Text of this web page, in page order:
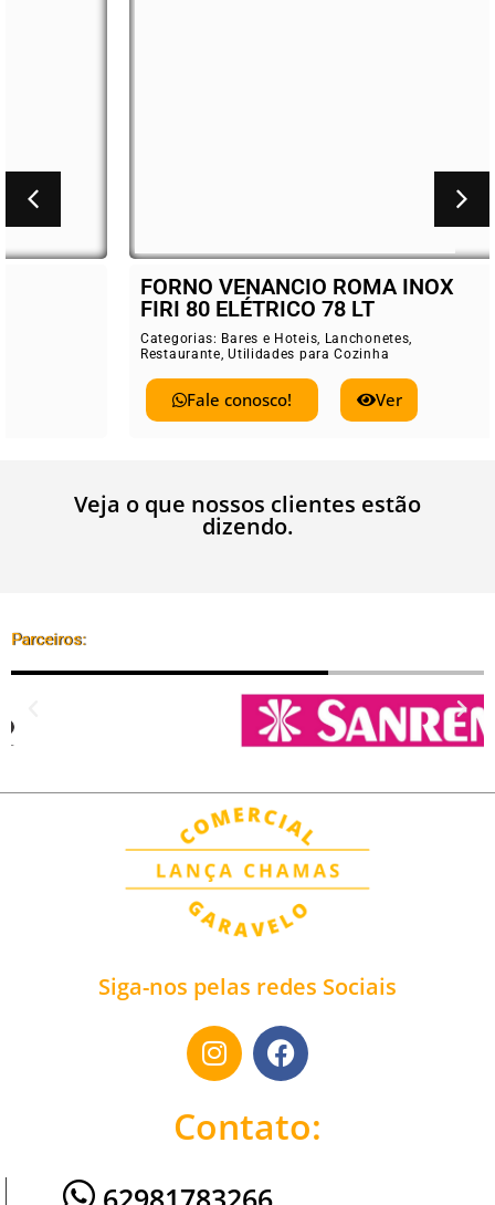
FORNO VENANCIO ROMA INOX
FIRI 80 ELÉTRICO 78 LT
Bares e Hoteis, Lanchonetes,
Utilidades para Cozinha
Fale conosco! Ver
Veja o que nossos clientes estão
dizendo.
Parceiros:
Siga-nos pelas redes Sociais
Contato: